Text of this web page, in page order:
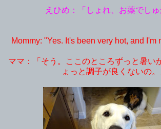
えひめ：「しょれ、お薬でしゅ
Mommy: "Yes. It's been very hot, and I'm
ママ：「そう。ここのところずっと暑い
ょっと調子が良くないの。